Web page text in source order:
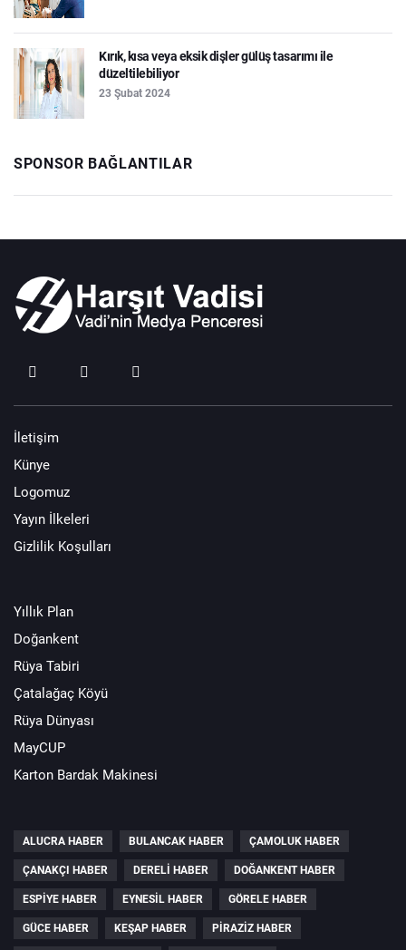
Kırık, kısa veya eksik dişler gülüş tasarımı ile
düzeltilebiliyor
23 Şubat 2024
SPONSOR BAĞLANTILAR
İletişim
Künye
Logomuz
Yayın İlkeleri
Gizlilik Koşulları
Yıllık Plan
Doğankent
Rüya Tabiri
Çatalağaç Köyü
Rüya Dünyası
MayCUP
Karton Bardak Makinesi
ALUCRA HABER BULANCAK HABER ÇAMOLUK HABER
ÇANAKÇI HABER DERELI HABER DOĞANKENT HABER
ESPIYE HABER EYNESIL HABER GÖRELE HABER
GÜCE HABER KEŞAP HABER PIRAZIZ HABER